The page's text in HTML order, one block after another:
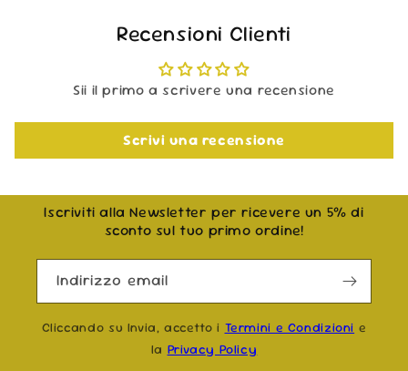
Recensioni Clienti
Sii il primo a scrivere una recensione
Scrivi una recensione
Iscriviti alla Newsletter per ricevere un 5% di
sconto sul tuo primo ordine!
Indirizzo email
Cliccando su Invia, accetto i Termini e Condizioni e
la Privacy Policy